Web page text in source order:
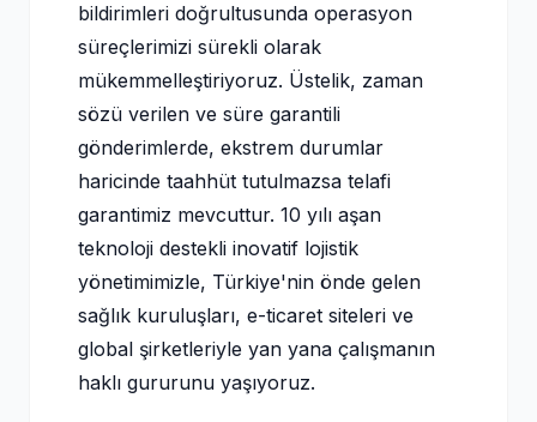
bildirimleri doğrultusunda operasyon
süreçlerimizi sürekli olarak
mükemmelleştiriyoruz. Üstelik, zaman
sözü verilen ve süre garantili
gönderimlerde, ekstrem durumlar
haricinde taahhüt tutulmazsa telafi
garantimiz mevcuttur. 10 yılı aşan
teknoloji destekli inovatif lojistik
yönetimimizle, Türkiye'nin önde gelen
sağlık kuruluşları, e-ticaret siteleri ve
global şirketleriyle yan yana çalışmanın
haklı gururunu yaşıyoruz.